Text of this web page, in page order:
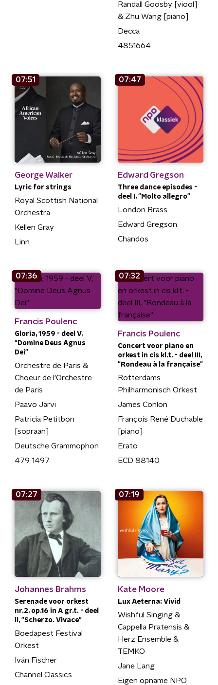
Randall Goosby [viool]
& Zhu Wang [piano]
Decca
4851664
07:51
George Walker
Lyric for strings
Royal Scottish National
Orchestra
Kellen Gray
Linn
07:47
Edward Gregson
Three dance episodes -
deel I, "Molto allegro"
London Brass
Edward Gregson
Chandos
07:36
Francis Poulenc
Gloria, 1959 - deel V,
"Domine Deus Agnus
Dei"
Orchestre de Paris &
Choeur de l'Orchestre
de Paris
Paavo Järvi
Patricia Petitbon
[sopraan]
Deutsche Grammophon
479 1497
07:32
Francis Poulenc
Concert voor piano en
orkest in cis kl.t. - deel III,
"Rondeau à la française"
Rotterdams
Philharmonisch Orkest
James Conlon
François René Duchable
[piano]
Erato
ECD 88140
07:27
Johannes Brahms
Serenade voor orkest
nr.2, op.16 in A gr.t. - deel
II, "Scherzo. Vivace"
Boedapest Festival
Orkest
Iván Fischer
Channel Classics
07:19
Kate Moore
Lux Aeterna: Vivid
Wishful Singing &
Cappella Pratensis &
Herz Ensemble &
TEMKO
Jane Lang
Eigen opname NPO